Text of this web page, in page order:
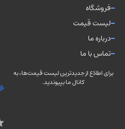
فروشگاه
لیست قیمت
درباره ما
تماس با ما
برای اطلاع از جدیدترین لیست قیمت‌ها، به
کانال ما بپیوندید.